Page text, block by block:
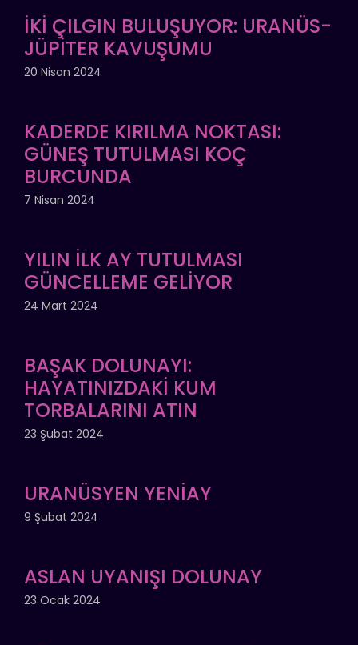
İKİ ÇILGIN BULUŞUYOR: URANÜS-
JÜPİTER KAVUŞUMU
20 Nisan 2024
KADERDE KIRILMA NOKTASI:
GÜNEŞ TUTULMASI KOÇ
BURCUNDA
7 Nisan 2024
YILIN İLK AY TUTULMASI
GÜNCELLEME GELİYOR
24 Mart 2024
BAŞAK DOLUNAYI:
HAYATINIZDAKİ KUM
TORBALARINI ATIN
23 Şubat 2024
URANÜSYEN YENİAY
9 Şubat 2024
ASLAN UYANIŞI DOLUNAY
23 Ocak 2024